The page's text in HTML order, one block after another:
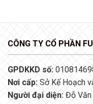
CÔNG TY CỔ PHẦN
GPDKKD số:
Nơi cấp: Sở Kế Hoạch
Người đại diện: Đỗ Văn